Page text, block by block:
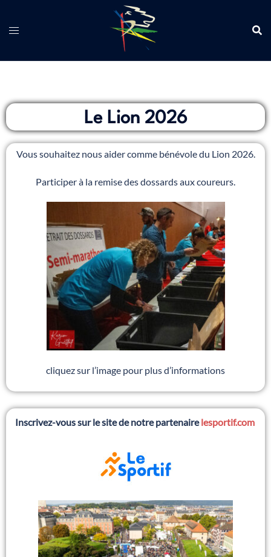
Le Lion 2026
Vous souhaitez nous aider comme bénévole du Lion 2026.
Participer à la remise des dossards aux coureurs.
cliquez sur l’image pour plus d’informations
Inscrivez-vous sur le site de notre partenairelesportif.com